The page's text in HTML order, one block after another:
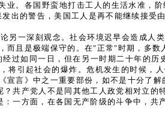
业。各国野蛮地打击工人的生活水准，
出的警告，美国工人是再不能继续接
另一深刻观念。社会环境迟早会造成人
而且是极端保守的。在"正常"时期，多
过如同一日，但在另一时期二十年的
将引起社会的爆炸。危机发生的时候，
宣言》中之一重要部份，如不是十分了解
共产党人不是同其他工人政党相对立
一方面，在各国无产阶级的斗争中，